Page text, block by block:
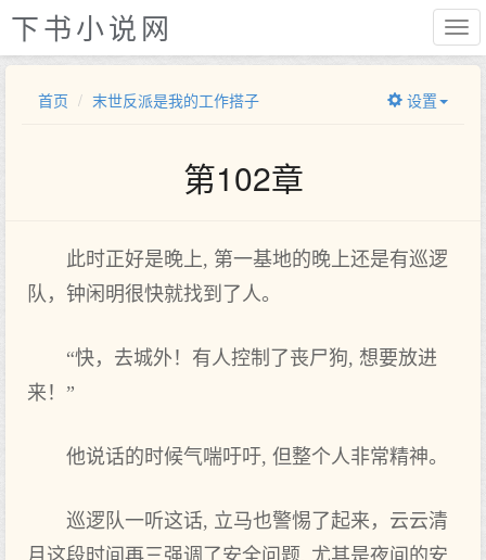
下书小说网
首页 末世反派是我的工作搭子 设置
第102章
此时正好是晚上, 第一基地的晚上还是有巡逻
队，钟闲明很快就找到了人。
“快，去城外！有人控制了丧尸狗, 想要放进
来！”
他说话的时候气喘吁吁, 但整个人非常精神。
巡逻队一听这话, 立马也警惕了起来，云云清
月这段时间再三强调了安全问题, 尤其是夜间的安